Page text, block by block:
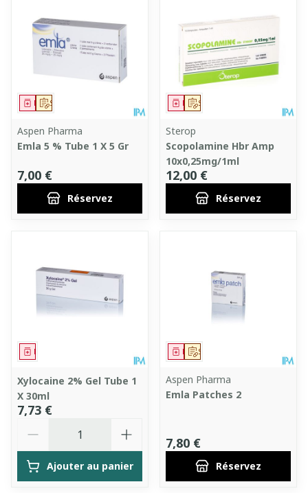
Sur prescription
Médicament
Aspen Pharma
Emla 5 % Tube 1 X 5 Gr
7,00 €
Réservez
Sur prescription
Médicament
Sterop
Scopolamine Hbr Amp
10x0,25mg/1ml
12,00 €
Réservez
Médicament
Xylocaine 2% Gel Tube 1
X 30ml
7,73 €
Ajouter au panier
Sur prescription
Médicament
Aspen Pharma
Emla Patches 2
7,80 €
Réservez